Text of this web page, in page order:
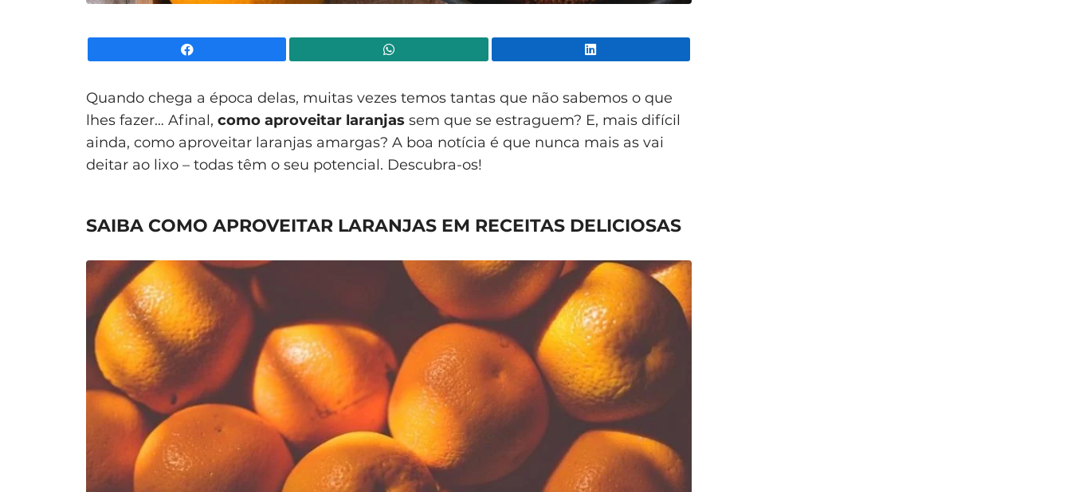
Quando chega a época delas, muitas vezes temos tantas que não sabemos o que
lhes fazer… Afinal, como aproveitar laranjas sem que se estraguem? E, mais difícil
ainda, como aproveitar laranjas amargas? A boa notícia é que nunca mais as vai
deitar ao lixo – todas têm o seu potencial. Descubra-os!
SAIBA COMO APROVEITAR LARANJAS EM RECEITAS DELICIOSAS